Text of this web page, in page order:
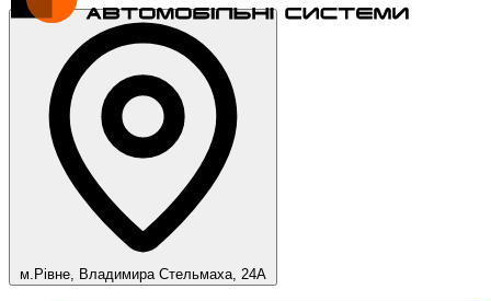
м.Рівне, Владимира Стельмаха, 24А